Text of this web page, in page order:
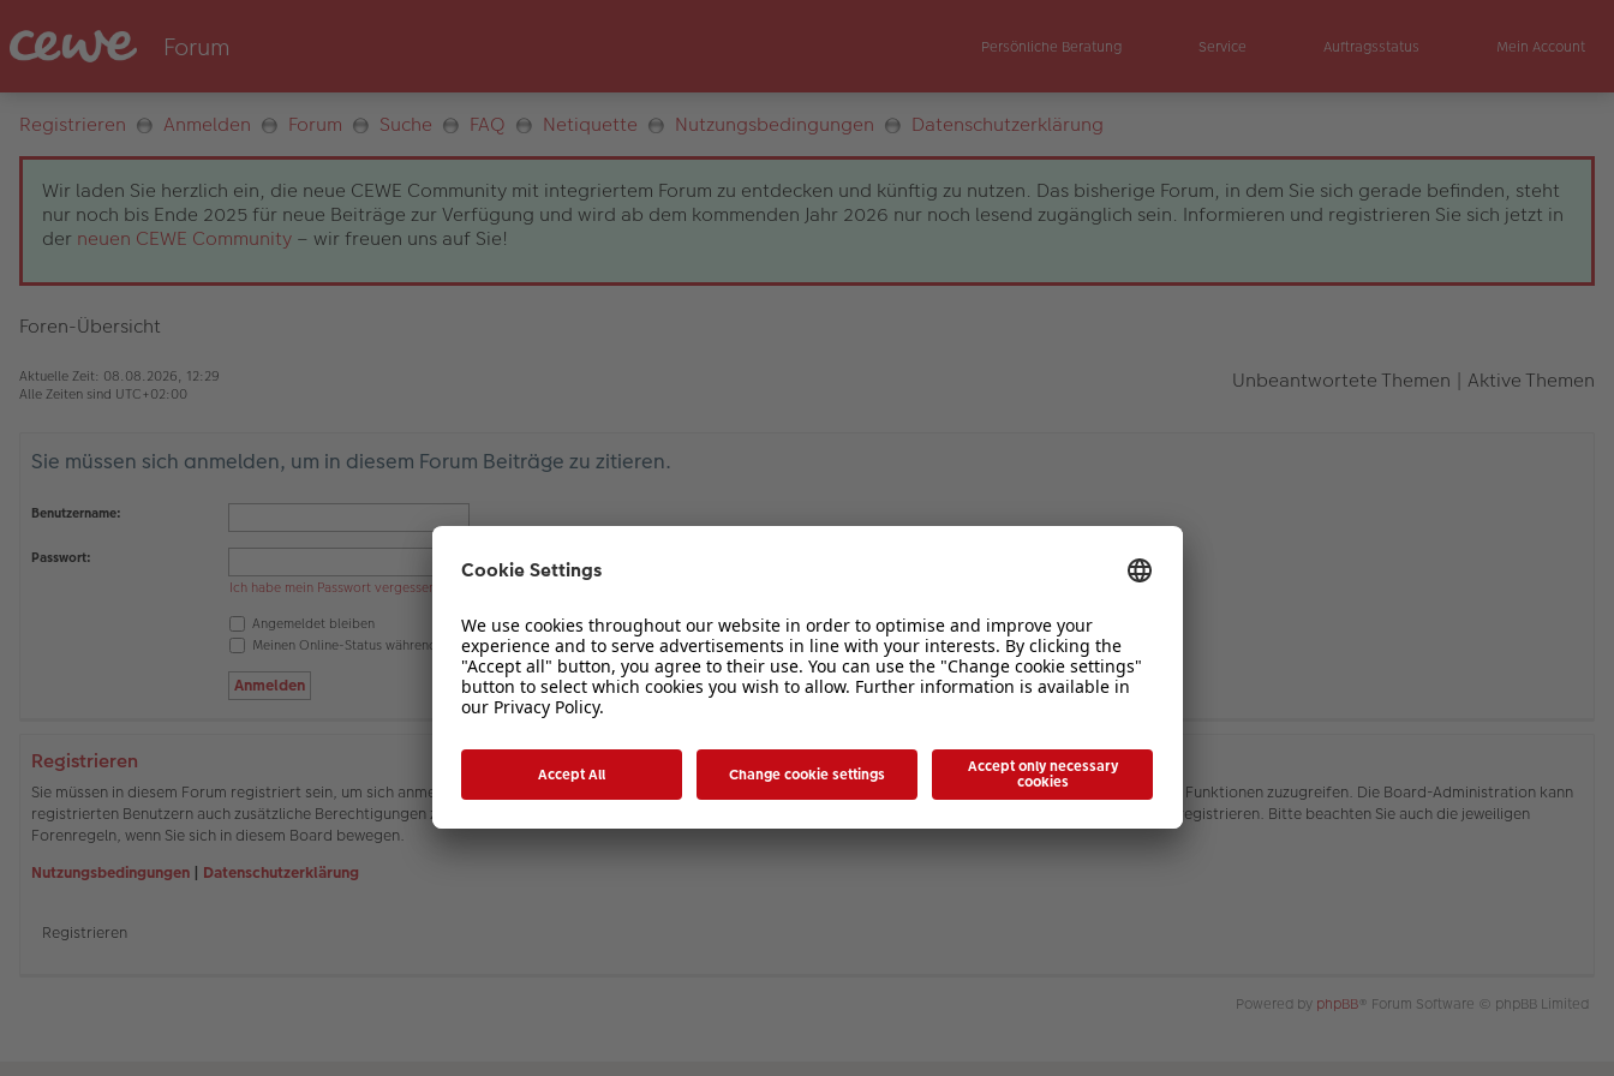
Persönliche Beratung Service Auftragsstatus Mein Account
Registrieren Anmelden Forum Suche FAQ Netiquette Nutzungsbedingungen Datenschutzerklärung
Wir laden Sie herzlich ein, die neue CEWE Community mit integriertem Forum zu entdecken und künftig zu nutzen. Das bisherige Forum, in dem Sie sich gerade befinden, steht
nur noch bis Ende 2025 für neue Beiträge zur Verfügung und wird ab dem kommenden Jahr 2026 nur noch lesend zugänglich sein. Informieren und registrieren Sie sich jetzt in
der neuen CEWE Community – wir freuen uns auf Sie!
Foren-Übersicht
Aktuelle Zeit: 08.08.2026, 12:29
Alle Zeiten sind UTC+02:00 Unbeantwortete Themen | Aktive Themen
Sie müssen sich anmelden, um in diesem Forum Beiträge zu zitieren.
Benutzername:
Passwort:
Ich habe mein Passwort vergessen
Angemeldet bleiben
Meinen Online-Status während dieser Sitzung verbergen
Registrieren
Sie müssen in diesem Forum registriert sein, um sich anmelden zu können. Die Registrierung ist in wenigen Augenblicken erledigt und ermöglicht es Ihnen, auf weitere Funktionen zuzugreifen. Die Board-Administration kann
registrierten Benutzern auch zusätzliche Berechtigungen zuweisen. Beachten Sie bitte unsere Nutzungsbedingungen und die verwandten Regelungen, bevor Sie sich registrieren. Bitte beachten Sie auch die jeweiligen
Forenregeln, wenn Sie sich in diesem Board bewegen.
Nutzungsbedingungen | Datenschutzerklärung
Registrieren
Powered by phpBB® Forum Software © phpBB Limited